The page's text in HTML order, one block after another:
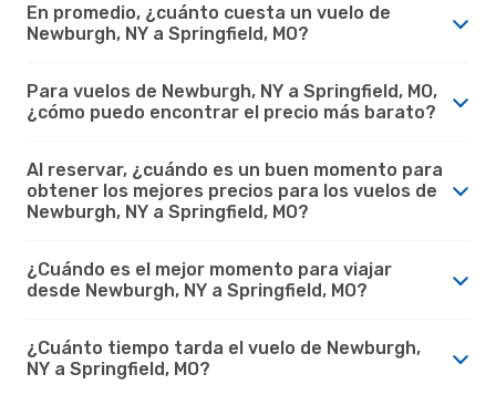
En promedio, ¿cuánto cuesta un vuelo de
Newburgh, NY a Springfield, MO?
Para vuelos de Newburgh, NY a Springfield, MO,
¿cómo puedo encontrar el precio más barato?
Al reservar, ¿cuándo es un buen momento para
obtener los mejores precios para los vuelos de
Newburgh, NY a Springfield, MO?
¿Cuándo es el mejor momento para viajar
desde Newburgh, NY a Springfield, MO?
¿Cuánto tiempo tarda el vuelo de Newburgh,
NY a Springfield, MO?